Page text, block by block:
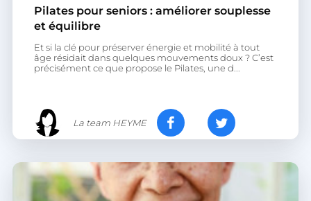
Pilates pour seniors : améliorer souplesse
et équilibre
Et si la clé pour préserver énergie et mobilité à tout
âge résidait dans quelques mouvements doux ? C’est
précisément ce que propose le Pilates, une d...
La team HEYME